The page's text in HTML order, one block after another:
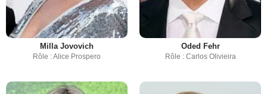
Milla Jovovich
Rôle : Alice Prospero
Oded Fehr
Rôle : Carlos Olivieira